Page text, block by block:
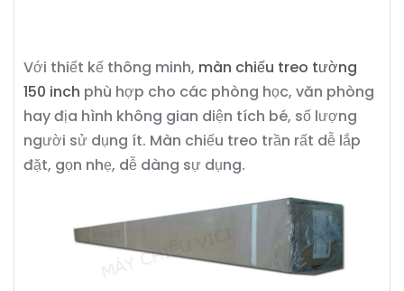
Với thiết kế thông minh, màn chiếu treo tường
150 inch phù hợp cho các phòng học, văn phòng
hay địa hình không gian diện tích bé, số lượng
người sử dụng ít. Màn chiếu treo trần rất dễ lắp
đặt, gọn nhẹ, dễ dàng sự dụng.